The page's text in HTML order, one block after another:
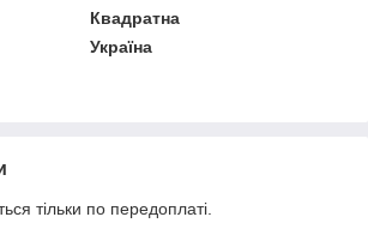
Квадратна
Україна
тільки по передоплаті.